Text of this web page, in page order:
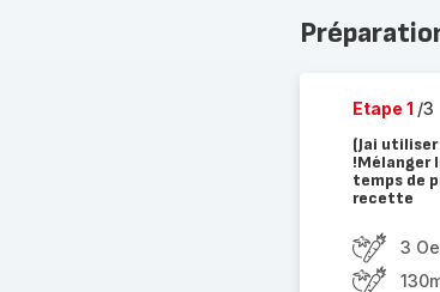
Etape 1 /3
(Jai
!Mélanger
temps de
recette
3